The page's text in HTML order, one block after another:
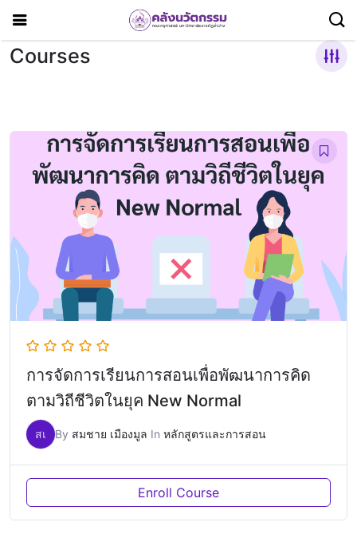
Courses
การจัดการเรียนการสอนเพื่อพัฒนาการคิด
ตามวิถีชีวิตในยุค New Normal
สเ By สมชาย เมืองมูล In หลักสูตรและการสอน
Enroll Course